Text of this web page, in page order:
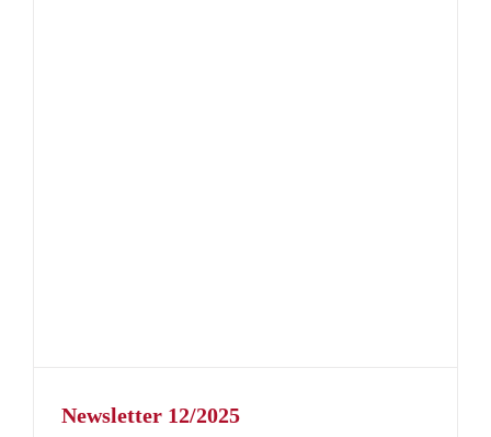
Newsletter 12/2025